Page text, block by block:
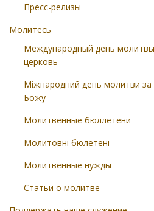
Пресс-релизы
Молитесь
Международный день
церковь
Міжнародний день молитви за
Божу
Молитвенные бюллетени
Молитовні бюлетені
Молитвенные нужды
Статьи о молитве